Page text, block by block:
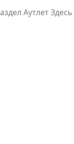
изделия,